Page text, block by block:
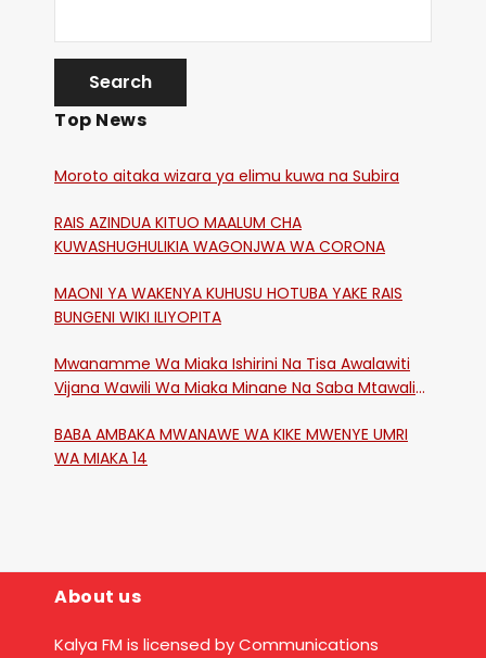
Top News
Moroto aitaka wizara ya elimu kuwa na Subira
RAIS AZINDUA KITUO MAALUM CHA
KUWASHUGHULIKIA WAGONJWA WA CORONA
MAONI YA WAKENYA KUHUSU HOTUBA YAKE RAIS
BUNGENI WIKI ILIYOPITA
Mwanamme Wa Miaka Ishirini Na Tisa Awalawiti
Vijana Wawili Wa Miaka Minane Na Saba Mtawalia
BABA AMBAKA MWANAWE WA KIKE MWENYE UMRI
WA MIAKA 14
About us
Kalya FM is licensed by Communications